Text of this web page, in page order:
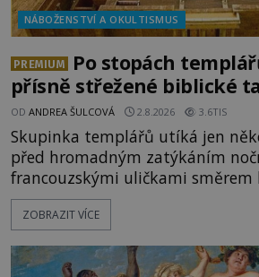
NÁBOŽENSTVÍ A OKULTISMUS
PREMIUM
Po stopách
přísně střežené biblické
OD ANDREA ŠULCOVÁ 2.8.2026 3.6TIS
Skupinka templářů utíká jen
před hromadným zatýkáním
francouzskými uličkami směrem
přístavu. Jeden z nich má přes
tajemným obsahem. Kapitán lodi už na ně čeká.
vyplouváme,“ sdělí jim. „Kam
ZOBRAZIT VÍCE